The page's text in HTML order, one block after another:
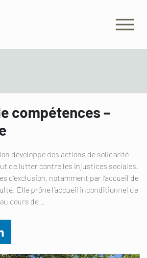
compétences –
développe des actions de solidarité
de lutter contre les injustices sociales,
d’exclusion, notamment par l’accueil de
Elle prône l’accueil inconditionnel de
cours de…